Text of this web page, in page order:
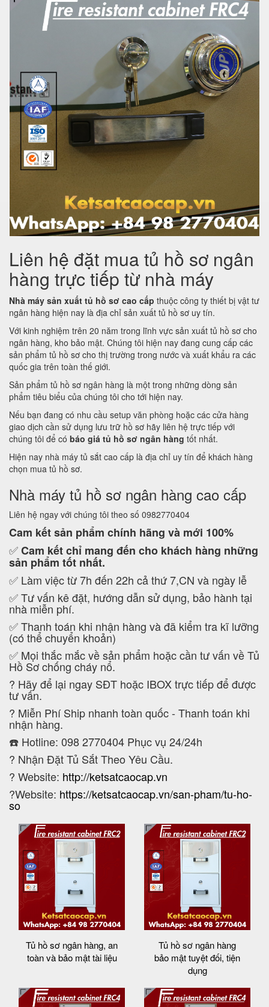
Liên hệ đặt mua tủ hồ sơ ngân
hàng trực tiếp từ nhà máy
Nhà máy sản xuất tủ hồ sơ cao cấp thuộc công ty thiết bị vật tư
ngân hàng hiện nay là địa chỉ sản xuất tủ hồ sơ uy tín.
Với kinh nghiệm trên 20 năm trong lĩnh vực sản xuất tủ hồ sơ cho
ngân hàng, kho bảo mật. Chúng tôi hiện nay đang cung cấp các
sản phẩm tủ hồ sơ cho thị trường trong nước và xuất khẩu ra các
quốc gia trên toàn thế giới.
Sản phẩm tủ hồ sơ ngân hàng là một trong những dòng sản
phẩm tiêu biểu của chúng tôi cho tới hiện nay.
Nếu bạn đang có nhu cầu setup văn phòng hoặc các cửa hàng
giao dịch cần sử dụng lưu trữ hồ sơ hãy liên hệ trực tiếp với
chúng tôi để có báo giá tủ hồ sơ ngân hàng tốt nhất.
Hiện nay nhà máy tủ sắt cao cấp là địa chỉ uy tín để khách hàng
chọn mua tủ hồ sơ.
Nhà máy tủ hồ sơ ngân hàng cao cấp
Liên hệ ngay với chúng tôi theo số 0982770404
Cam kếtsản phẩm chính hãng và mới 100%
✅Cam kếtchỉ mang đến cho khách hàng những
sản phẩm tốt nhất.
✅ Làm việc từ 7h đến 22h cả thứ 7,CN và ngày lễ
✅ Tư vấn kê đặt, hướng dẫn sử dụng, bảo hành tại
nhà miễn phí.
✅ Thanh toán khi nhận hàng và đã kiểm tra kĩ lưỡng
(có thể chuyển khoản)
✅ Mọi thắc mắc về sản phẩm hoặc cần tư vấn về Tủ
Hồ Sơ chống cháy nổ.
? Hãy để lại ngay SĐT hoặc IBOX trực tiếp để được
tư vấn.
? Miễn Phí Ship nhanh toàn quốc - Thanh toán khi
nhận hàng.
☎️ Hotline: 098 2770404 Phục vụ 24/24h
? Nhận Đặt Tủ Sắt Theo Yêu Cầu.
? Website: http://ketsatcaocap.vn
?Website: https://ketsatcaocap.vn/san-pham/tu-ho-
so
Tủ hồ sơ ngân hàng, an
toàn và bảo mật tài liệu
Tủ hồ sơ ngân hàng
bảo mật tuyệt đối, tiện
dụng